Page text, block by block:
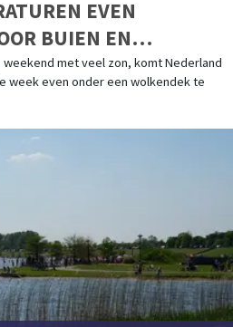
EVEN
BUIEN EN
LATER IN DE WEEK
weekend met veel zon, komt Nederland
week even onder een wolkendek te